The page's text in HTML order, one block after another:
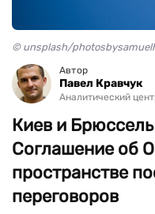
© unsplash/
Автор
Павел Кравчук
Аналитический
Киев и
Соглашение об
пространстве
переговоров